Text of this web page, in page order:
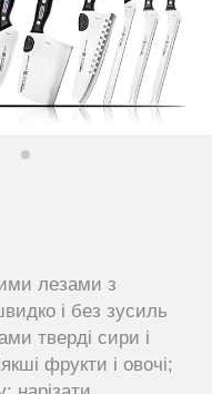
лезами з
і без зусиль
тверді сири і
фрукти і овочі;